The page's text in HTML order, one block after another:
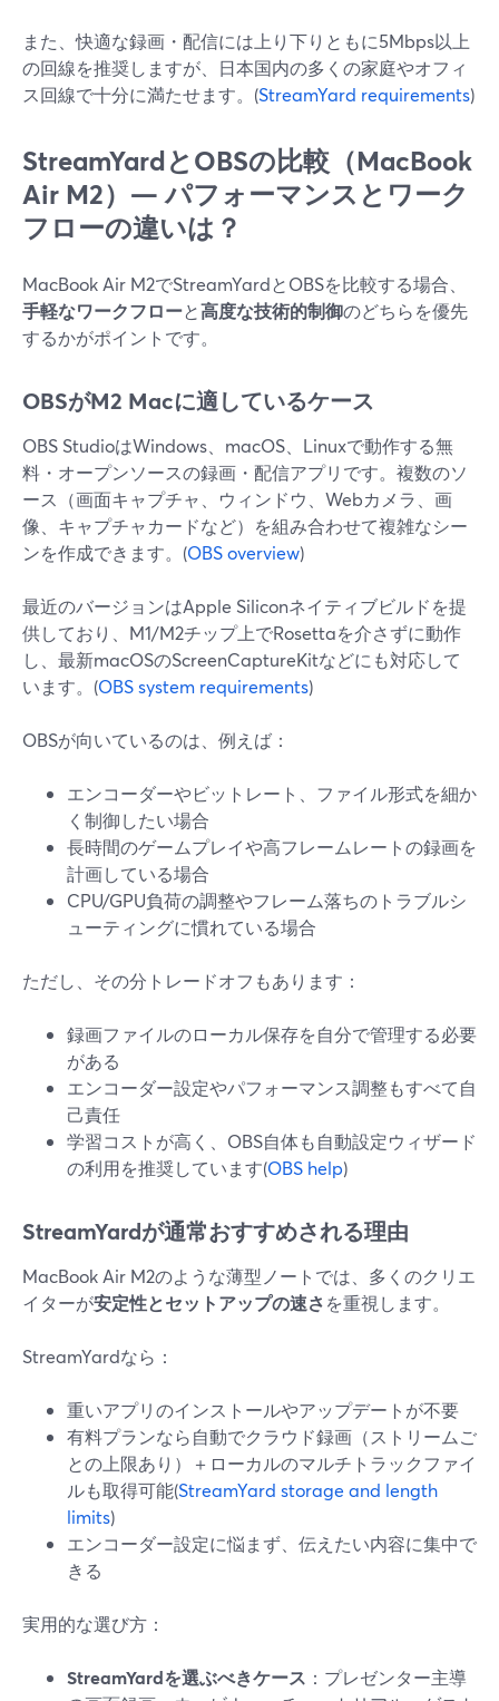
また、快適な録画・配信には上り下りともに5Mbps以上
の回線を推奨しますが、日本国内の多くの家庭やオフィ
ス回線で十分に満たせます。(StreamYard requirements)
StreamYardとOBSの比較（MacBook
Air M2）— パフォーマンスとワーク
フローの違いは？
MacBook Air M2でStreamYardとOBSを比較する場合、
手軽なワークフローと高度な技術的制御のどちらを優先
するかがポイントです。
OBSがM2 Macに適しているケース
OBS StudioはWindows、macOS、Linuxで動作する無
料・オープンソースの録画・配信アプリです。複数のソ
ース（画面キャプチャ、ウィンドウ、Webカメラ、画
像、キャプチャカードなど）を組み合わせて複雑なシー
ンを作成できます。(OBS overview)
最近のバージョンはApple Siliconネイティブビルドを提
供しており、M1/M2チップ上でRosettaを介さずに動作
し、最新macOSのScreenCaptureKitなどにも対応して
います。(OBS system requirements)
OBSが向いているのは、例えば：
エンコーダーやビットレート、ファイル形式を細か
く制御したい場合
長時間のゲームプレイや高フレームレートの録画を
計画している場合
CPU/GPU負荷の調整やフレーム落ちのトラブルシ
ューティングに慣れている場合
ただし、その分トレードオフもあります：
録画ファイルのローカル保存を自分で管理する必要
がある
エンコーダー設定やパフォーマンス調整もすべて自
己責任
学習コストが高く、OBS自体も自動設定ウィザード
の利用を推奨しています(OBS help)
StreamYardが通常おすすめされる理由
MacBook Air M2のような薄型ノートでは、多くのクリエ
イターが安定性とセットアップの速さを重視します。
StreamYardなら：
重いアプリのインストールやアップデートが不要
有料プランなら自動でクラウド録画（ストリームご
との上限あり）＋ローカルのマルチトラックファイ
ルも取得可能(StreamYard storage and length
limits)
エンコーダー設定に悩まず、伝えたい内容に集中で
きる
実用的な選び方：
StreamYardを選ぶべきケース ：プレゼンター主導